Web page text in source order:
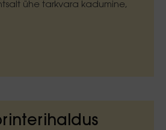
ühe tarkvara kadumine,